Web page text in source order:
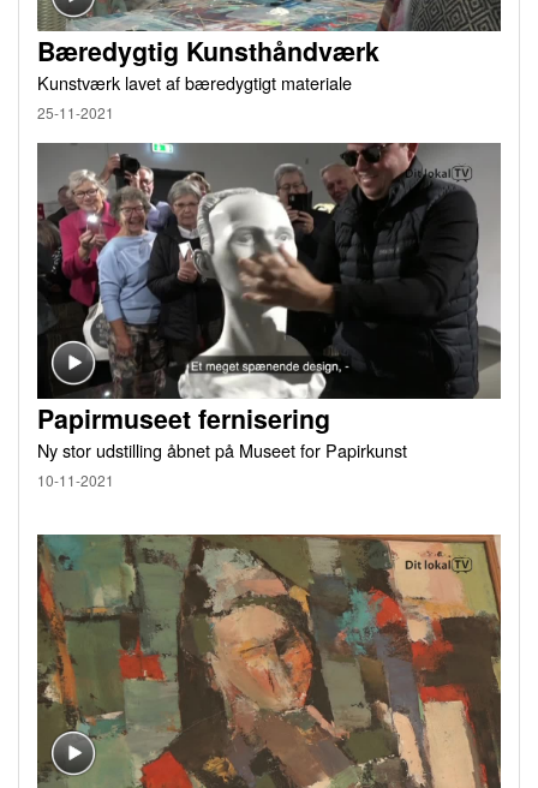
Bæredygtig Kunsthåndværk
Kunstværk lavet af bæredygtigt materiale
25-11-2021
Papirmuseet fernisering
Ny stor udstilling åbnet på Museet for Papirkunst
10-11-2021